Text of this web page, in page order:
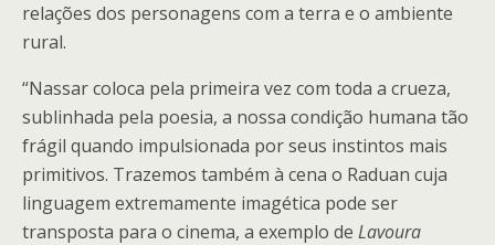
relações dos personagens com a terra e o ambiente
rural.
“Nassar coloca pela primeira vez com toda a crueza,
sublinhada pela poesia, a nossa condição humana tão
frágil quando impulsionada por seus instintos mais
primitivos. Trazemos também à cena o Raduan cuja
linguagem extremamente imagética pode ser
transposta para o cinema, a exemplo de Lavoura